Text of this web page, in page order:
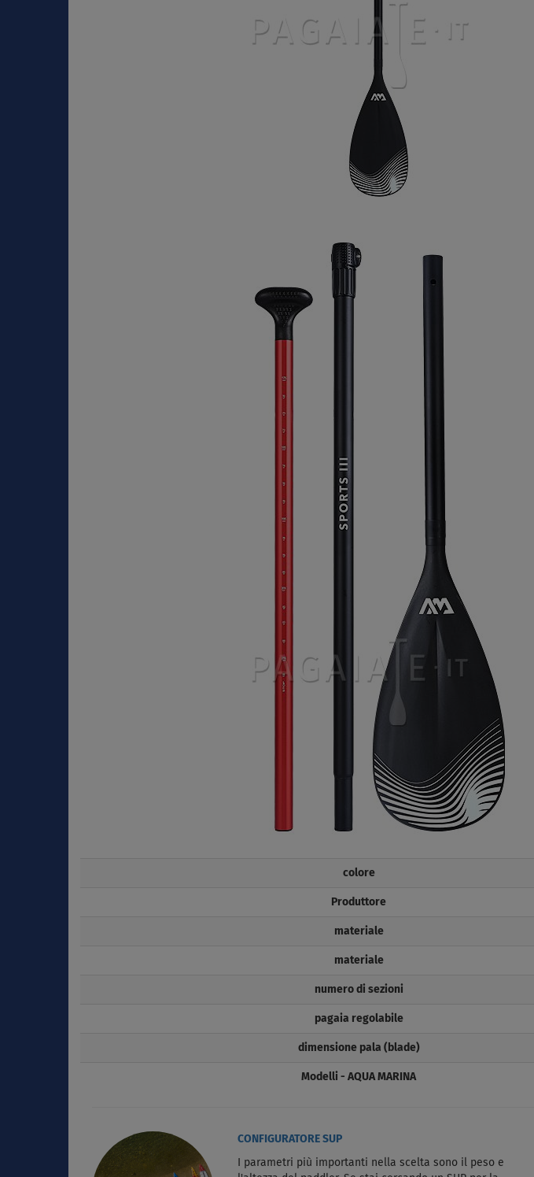
colore
Produttore
materiale
materiale
numero di sezioni
pagaia regolabile
dimensione pala (blade)
Modelli - AQUA MARINA
CONFIGURATORE SUP
I parametri più importanti nella scelta sono il peso e